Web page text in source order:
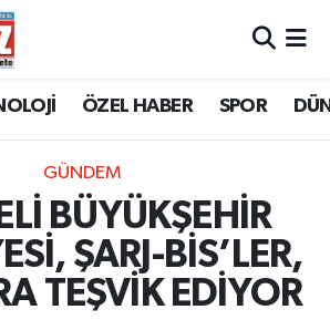
ÖZEL HABER SPOR
GÜNDEM
BÜYÜKŞEHİR
ŞARJ-BİS’LER,
TEŞVİK EDİYOR
Durumu ve Fikstür